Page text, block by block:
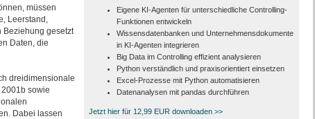
müssen
Leerstand,
Beziehung gesetzt
Daten, die
dreidimensionale
sowie
Dabei lassen
Eigene KI-Agenten für unterschiedliche Controlling-
Funktionen entwickeln
Wissensdatenbanken und Unternehmensdokumente
in KI-Agenten integrieren
Big Data im Controlling effizient analysieren
Python verständlich und praxisorientiert einsetzen
Excel-Prozesse mit Python automatisieren
Datenanalysen mit pandas durchführen
Jetzt hier für 12,99 EUR downloaden >>